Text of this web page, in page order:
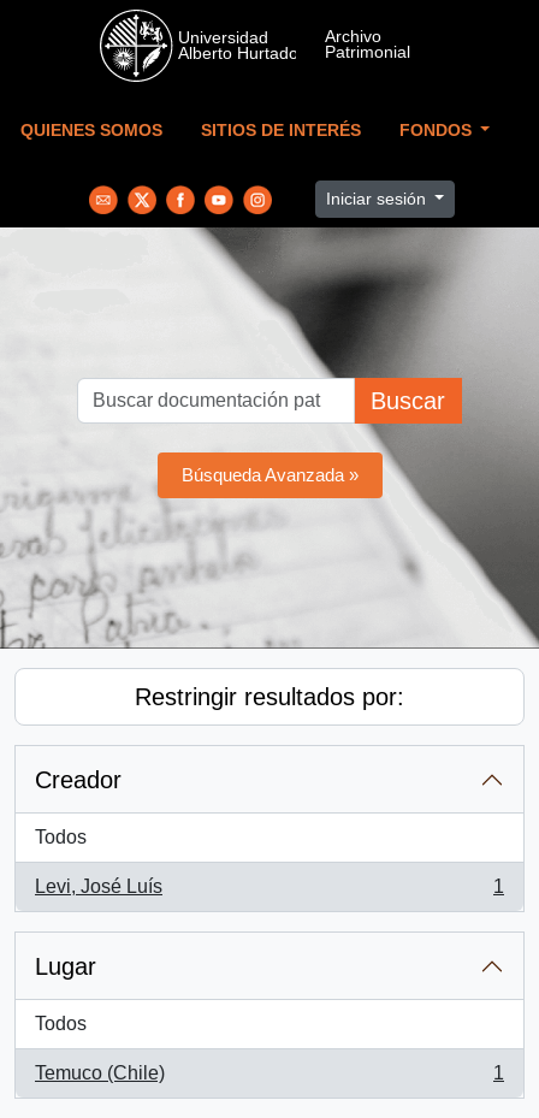
Skip to main content
QUIENES SOMOS SITIOS DE INTERÉS FONDOS
Iniciar sesión
Buscar
Búsqueda Avanzada »
Restringir resultados por:
Creador
Todos
Levi, José Luís
, 1 resultados
1
Lugar
Todos
Temuco (Chile)
, 1 resultados
1